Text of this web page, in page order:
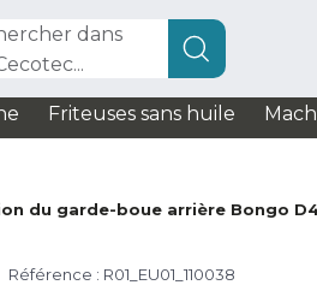
dans
Friteuses sans huile
du garde-boue arrière Bongo
Référence : R01_EU01_110038